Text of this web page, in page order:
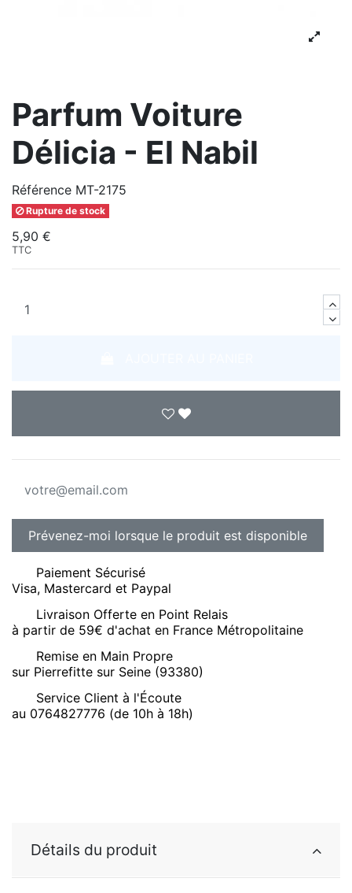
Parfum Voiture
Délicia - El Nabil
Référence MT-2175
Rupture de stock
5,90 €
TTC
Paiement Sécurisé
Visa, Mastercard et Paypal
Livraison Offerte en Point Relais
à partir de 59€ d'achat en France Métropolitaine
Remise en Main Propre
sur Pierrefitte sur Seine (93380)
Service Client à l'Écoute
au 0764827776 (de 10h à 18h)
Détails du produit